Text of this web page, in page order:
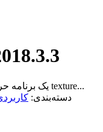
Substance Painter یک برنامه حرفه ای جهت رنگ آمیزی texture...
دسته‌بندی: